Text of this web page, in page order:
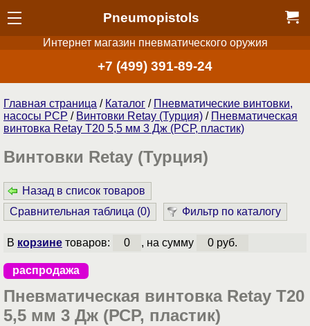
Pneumopistols
Интернет магазин пневматического оружия
+7 (499) 391-89-24
Главная страница / Каталог / Пневматические винтовки,
насосы PCP / Винтовки Retay (Турция) / Пневматическая
винтовка Retay T20 5,5 мм 3 Дж (РСР, пластик)
Винтовки Retay (Турция)
Назад в список товаров
Сравнительная таблица (0) Фильтр по каталогу
В корзинетоваров: 0 , на сумму 0 руб.
распродажа
Пневматическая винтовка Retay T20
5,5 мм 3 Дж (РСР, пластик)